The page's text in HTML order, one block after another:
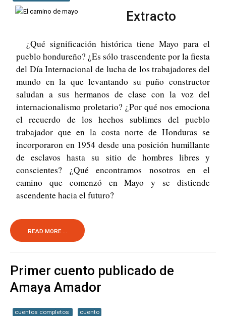
Extracto
¿Qué significación histórica tiene Mayo para el
pueblo hon­dureño? ¿Es sólo trascendente por la fiesta
del Día Internacional de lucha de los trabajadores del
mundo en la que levantando su puño constructor
saludan a sus hermanos de clase con la voz del
internacionalismo proletario? ¿Por qué nos emociona
el recuerdo de los hechos sublimes del pueblo
trabajador que en la costa norte de Honduras se
incorporaron en 1954 desde una posición humi­llante
de esclavos hasta su sitio de hombres libres y
conscientes? ¿Qué encontramos nosotros en el
camino que comenzó en Mayo y se distiende
ascendente hacia el futuro?
READ MORE ...
Primer cuento publicado de
Amaya Amador
cuentos completos cuento